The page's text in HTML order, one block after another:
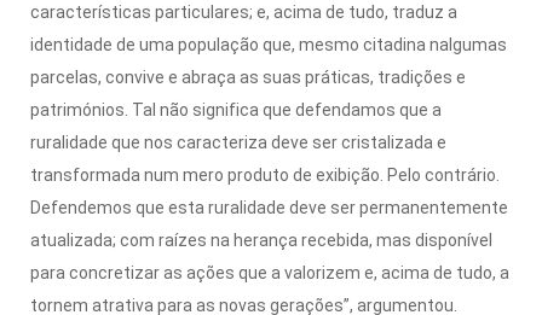
características particulares; e, acima de tudo, traduz a
identidade de uma população que, mesmo citadina nalgumas
parcelas, convive e abraça as suas práticas, tradições e
patrimónios. Tal não significa que defendamos que a
ruralidade que nos caracteriza deve ser cristalizada e
transformada num mero produto de exibição. Pelo contrário.
Defendemos que esta ruralidade deve ser permanentemente
atualizada; com raízes na herança recebida, mas disponível
para concretizar as ações que a valorizem e, acima de tudo, a
tornem atrativa para as novas gerações”, argumentou.